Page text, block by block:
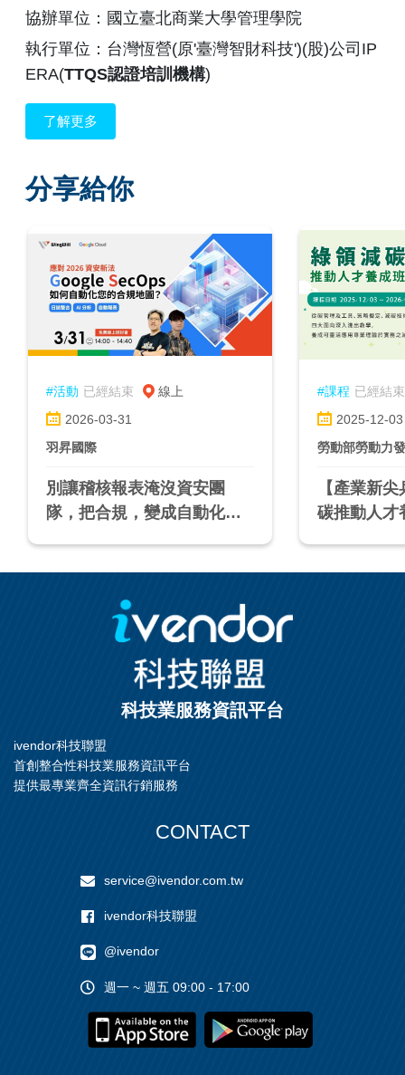
協辦單位：國立臺北商業大學管理學院
執行單位：台灣恆營(原'臺灣智財科技')(股)公司IP
ERA(TTQS認證培訓 機構)
了解更多
分享給你
#活動 已經結束
線上
2026-03-31
羽昇國際
別讓稽核報表淹沒資安團
隊，把合規，變成自動化流
#課程 已經結束
2025-12-
勞動部勞動力
【產業新
碳推動人才
科技業服務資訊平台
ivendor科技聯盟
首創整合性科技業服務資訊平台
提供最專業齊全資訊行銷服務
CONTACT
service@ivendor.com.tw
ivendor科技聯盟
@ivendor
週一 ~ 週五 09:00 - 17:00